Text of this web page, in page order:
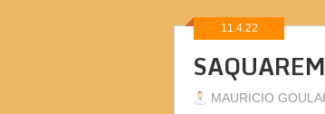
11.4.22
MAURICIO